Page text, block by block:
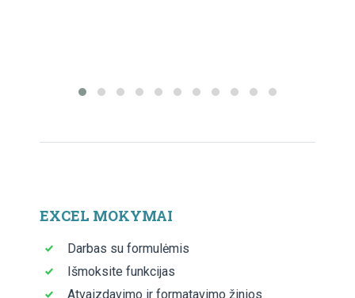
NUOTOLINIO DARBO TVARKOS
Vienoje vietoje rasite:
nuotolinio darbo tvarkos aprašas;